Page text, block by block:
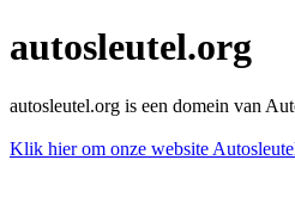
autosleutel.org
autosleutel.org is een domein van
Klik hier om onze website